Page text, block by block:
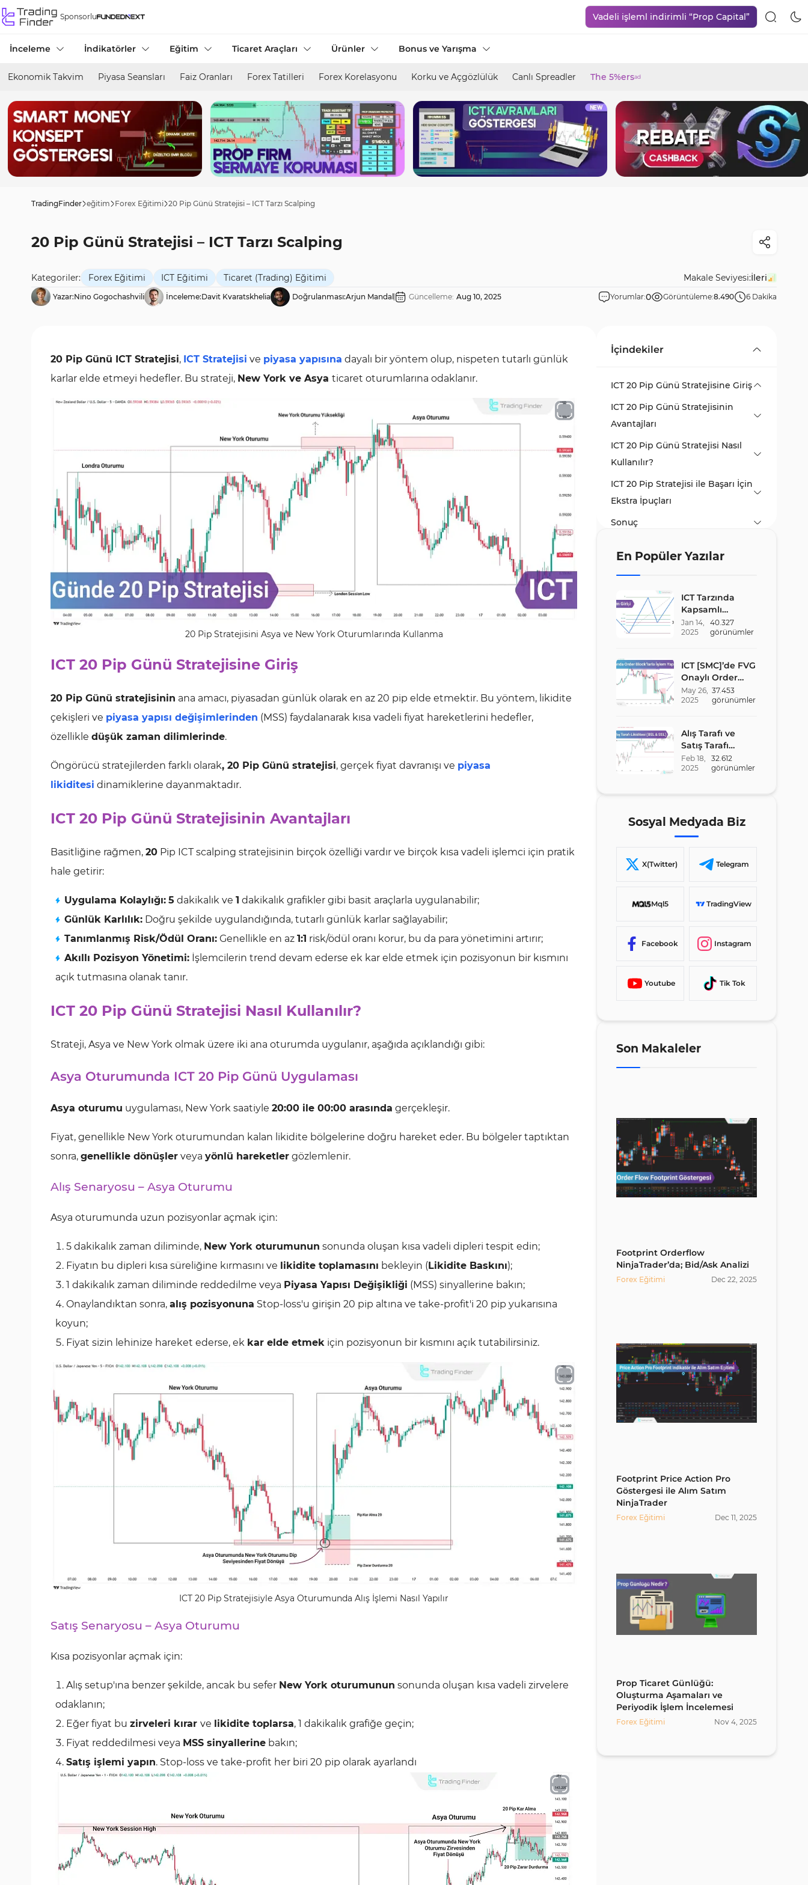
Sponsorlu Vadeli işleml indirimli “Prop Capital”
İnceleme İndikatörler Eğitim Ticaret Araçları Ürünler Bonus ve Yarışma
Ekonomik Takvim Piyasa Seansları Faiz Oranları Forex Tatilleri Forex Korelasyonu Korku ve Açgözlülük Canlı Spreadler The 5%ersad
TradingFinder eğitim Forex Eğitimi 20 Pip Günü Stratejisi – ICT Tarzı Scalping
20 Pip Günü Stratejisi – ICT Tarzı Scalping
Kategoriler: Forex Eğitimi ICT Eğitimi Ticaret (Trading) Eğitimi Makale Seviyesi:İleri
Yazar:Nino Gogochashvili İnceleme:Davit Kvaratskhelia Doğrulanması:Arjun Mandal Güncelleme: Aug 10, 2025 Yorumlar:0 Görüntüleme:8.490 6 Dakika
20 Pip Günü ICT Stratejisi, ICT Stratejisi ve piyasa yapısına dayalı bir yöntem olup, nispeten tutarlı günlük
karlar elde etmeyi hedefler. Bu strateji, New York ve Asya ticaret oturumlarına odaklanır.
20 Pip Stratejisini Asya ve New York Oturumlarında Kullanma
ICT 20 Pip Günü Stratejisine Giriş
20 Pip Günü stratejisinin ana amacı, piyasadan günlük olarak en az 20 pip elde etmektir. Bu yöntem, likidite
çekişleri ve piyasa yapısı değişimlerinden (MSS) faydalanarak kısa vadeli fiyat hareketlerini hedefler,
özellikle düşük zaman dilimlerinde.
Öngörücü stratejilerden farklı olarak, 20 Pip Günü stratejisi, gerçek fiyat davranışı ve piyasa
likiditesi dinamiklerine dayanmaktadır.
ICT 20 Pip Günü Stratejisinin Avantajları
Basitliğine rağmen, 20 Pip ICT scalping stratejisinin birçok özelliği vardır ve birçok kısa vadeli işlemci için pratik
hale getirir:
Uygulama Kolaylığı: 5 dakikalık ve 1 dakikalık grafikler gibi basit araçlarla uygulanabilir;
Günlük Karlılık: Doğru şekilde uygulandığında, tutarlı günlük karlar sağlayabilir;
Tanımlanmış Risk/Ödül Oranı: Genellikle en az 1:1 risk/ödül oranı korur, bu da para yönetimini artırır;
Akıllı Pozisyon Yönetimi: İşlemcilerin trend devam ederse ek kar elde etmek için pozisyonun bir kısmını
açık tutmasına olanak tanır.
ICT 20 Pip Günü Stratejisi Nasıl Kullanılır?
Strateji, Asya ve New York olmak üzere iki ana oturumda uygulanır, aşağıda açıklandığı gibi:
Asya Oturumunda ICT 20 Pip Günü Uygulaması
Asya oturumu uygulaması, New York saatiyle 20:00 ile 00:00 arasında gerçekleşir.
Fiyat, genellikle New York oturumundan kalan likidite bölgelerine doğru hareket eder. Bu bölgeler taptıktan
sonra, genellikle dönüşler veya yönlü hareketler gözlemlenir.
Alış Senaryosu – Asya Oturumu
Asya oturumunda uzun pozisyonlar açmak için:
5 dakikalık zaman diliminde, New York oturumunun sonunda oluşan kısa vadeli dipleri tespit edin;
Fiyatın bu dipleri kısa süreliğine kırmasını ve likidite toplamasını bekleyin (Likidite Baskını);
1 dakikalık zaman diliminde reddedilme veya Piyasa Yapısı Değişikliği (MSS) sinyallerine bakın;
Onaylandıktan sonra, alış pozisyonuna Stop-loss'u girişin 20 pip altına ve take-profit'i 20 pip yukarısına
koyun;
Fiyat sizin lehinize hareket ederse, ek kar elde etmek için pozisyonun bir kısmını açık tutabilirsiniz.
ICT 20 Pip Stratejisiyle Asya Oturumunda Alış İşlemi Nasıl Yapılır
Satış Senaryosu – Asya Oturumu
Kısa pozisyonlar açmak için:
Alış setup'ına benzer şekilde, ancak bu sefer New York oturumunun sonunda oluşan kısa vadeli zirvelere
odaklanın;
Eğer fiyat bu zirveleri kırar ve likidite toplarsa, 1 dakikalık grafiğe geçin;
Fiyat reddedilmesi veya MSS sinyallerine bakın;
Satış işlemi yapın. Stop-loss ve take-profit her biri 20 pip olarak ayarlandı
İçindekiler
ICT 20 Pip Günü Stratejisine Giriş
ICT 20 Pip Günü Stratejisinin
Avantajları
ICT 20 Pip Günü Stratejisi Nasıl
Kullanılır?
Asya Oturumunda ICT 20 Pip
Günü Uygulaması
Alış Senaryosu – Asya
Satış Senaryosu – Asya
Oturumu
New York Oturumunda ICT 20
Alış Senaryosu – New York
Oturumu
Satış Senaryosu – New York
Oturumu
ICT 20 Pip Stratejisi ile Başarı İçin
Ekstra İpuçları
Sonuç
En Popüler Yazılar
ICT Tarzında
Kapsamlı
Optimal Trade
Entry (OTE)
Jan 14,
2025
40.327
görünümler
ICT [SMC]’de FVG
Onaylı Order
Block Stratejisi
May 26,
2025
37.453
görünümler
Alış Tarafı ve
Satış Tarafı
Likiditesi (BSL &
SSL) – ICT
Feb 18,
2025
32.612
görünümler
Sosyal Medyada Biz
X(Twitter) Telegram
Mql5 TradingView
Facebook Instagram
Youtube Tik Tok
Son Makaleler
Footprint Orderflow
NinjaTrader’da; Bid/Ask Analizi
Forex Eğitimi Dec 22, 2025
Footprint Price Action Pro
Göstergesi ile Alım Satım
NinjaTrader
Forex Eğitimi Dec 11 2025
Prop Ticaret Günlüğü:
Oluşturma Aşamaları ve
Periyodik İşlem İncelemesi
Forex Eğitimi Nov 4 2025